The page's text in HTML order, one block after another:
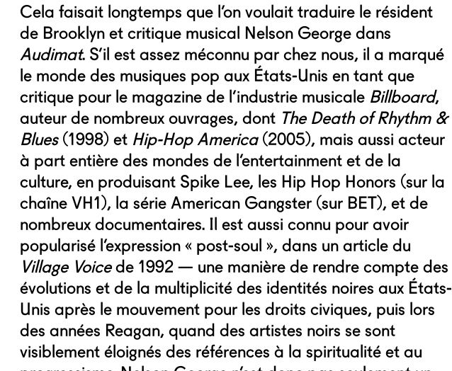
Cela faisait longtemps que l’on voulait traduire le résident
de Brooklyn et critique musical Nelson George dans
Audimat. S’il est assez méconnu par chez nous, il a marqué
le monde des musiques pop aux États-Unis en tant que
critique pour le magazine de l’industrie musicale Billboard,
auteur de nombreux ouvrages, dont The Death of Rhythm &
Blues(1998) et Hip-Hop America(2005), mais aussi acteur
à part entière des mondes de l’entertainment et de la
culture, en produisant Spike Lee, les Hip Hop Honors (sur la
chaîne VH1), la série American Gangster (sur BET), et de
nombreux documentaires. Il est aussi connu pour avoir
popularisé l’expression « post-soul », dans un article du
Village Voicede 1992 — une manière de rendre compte des
évolutions et de la multiplicité des identités noires aux États-
Unis après le mouvement pour les droits civiques, puis lors
des années Reagan, quand des artistes noirs se sont
visiblement éloignés des références à la spiritualité et au